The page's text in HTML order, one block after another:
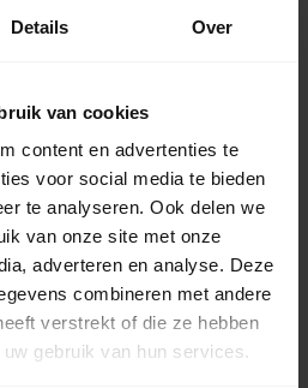
Details Over
van cookies
content en advertenties te
voor social media te bieden
te analyseren. Ook delen we
van onze site met onze
adverteren en analyse. Deze
combineren met andere
verstrekt of die ze hebben
gebruik van hun services.
BE & DE)
with no-nonsense return policy
before 5 p.m., shipped the
10:00 to 20:00 via chat,